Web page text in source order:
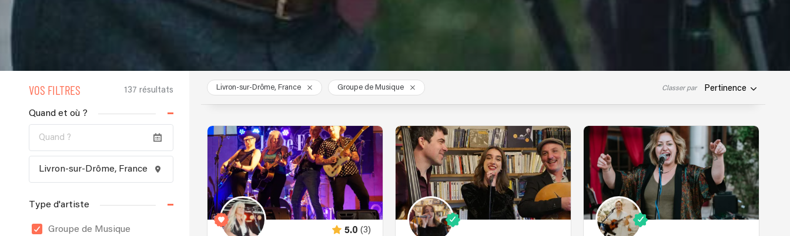
VOS FILTRES 137 résultats
Quand et où ?
Type d'artiste
Groupe de Musique
Livron-sur-Drôme, France Groupe de Musique Classer par Pertinence
5.0 (3)